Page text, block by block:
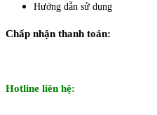
Hướng dẫn sử dụng
Chấp nhận thanh toán:
Hotline liên hệ: